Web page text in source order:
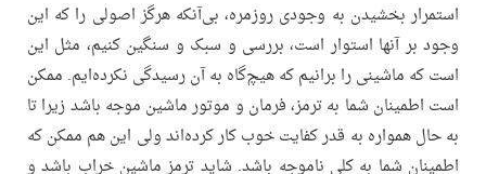
استمرار بخشیدن به وجودی روزمره، بی‌آنکه هرگز اصولی را که این
وجود بر آنها استوار است، بررسی و سبک و سنگین کنیم، مثل این
است که ماشینی را برانیم که هیچ‌گاه به آن رسیدگی نکرده‌ایم. ممکن
است اطمینان شما به ترمز، فرمان و موتور ماشین موجه باشد زیرا تا
به حال همواره به قدر کفایت خوب کار کرده‌اند ولی این هم ممکن که
اطمینان شما به کلی ناموجه باشد. شاید ترمز ماشین خراب باشد و